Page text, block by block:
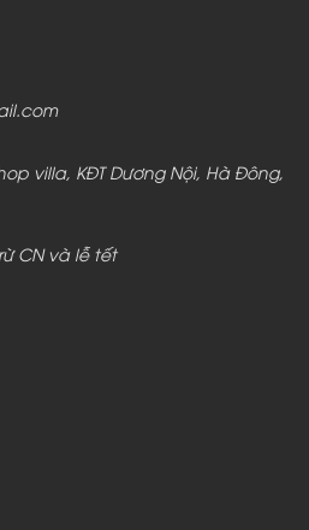
villa, KĐT Dương Nội, Hà Đông,
CN và lễ tết